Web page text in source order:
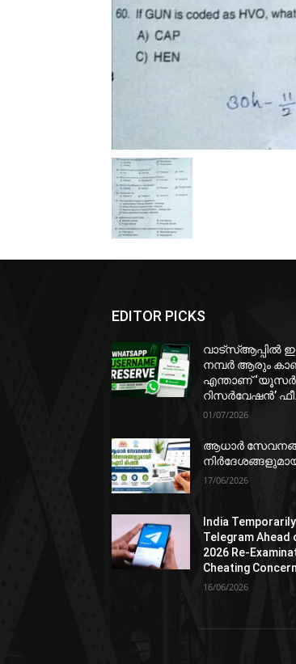
EDITOR PICKS
വാട്‌സ്ആപ്പിൽ
നമ്പർ ആരും
എന്താണ്
റിസർവേഷൻ’
01/07/2026
ആധാർ
17/06/2026
India
Telegram Ahead
2026 Re-
Cheating
16/06/2026